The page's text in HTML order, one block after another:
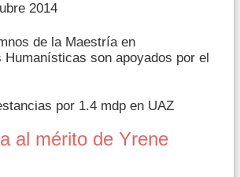
2014
de la Maestría en
Humanísticas son apoyados por el
por 1.4 mdp en UAZ
al mérito de Yrene